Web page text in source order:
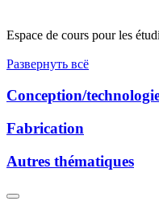
Espace de cours pour les
Развернуть всё
Conception/
Fabrication
Autres thématiques